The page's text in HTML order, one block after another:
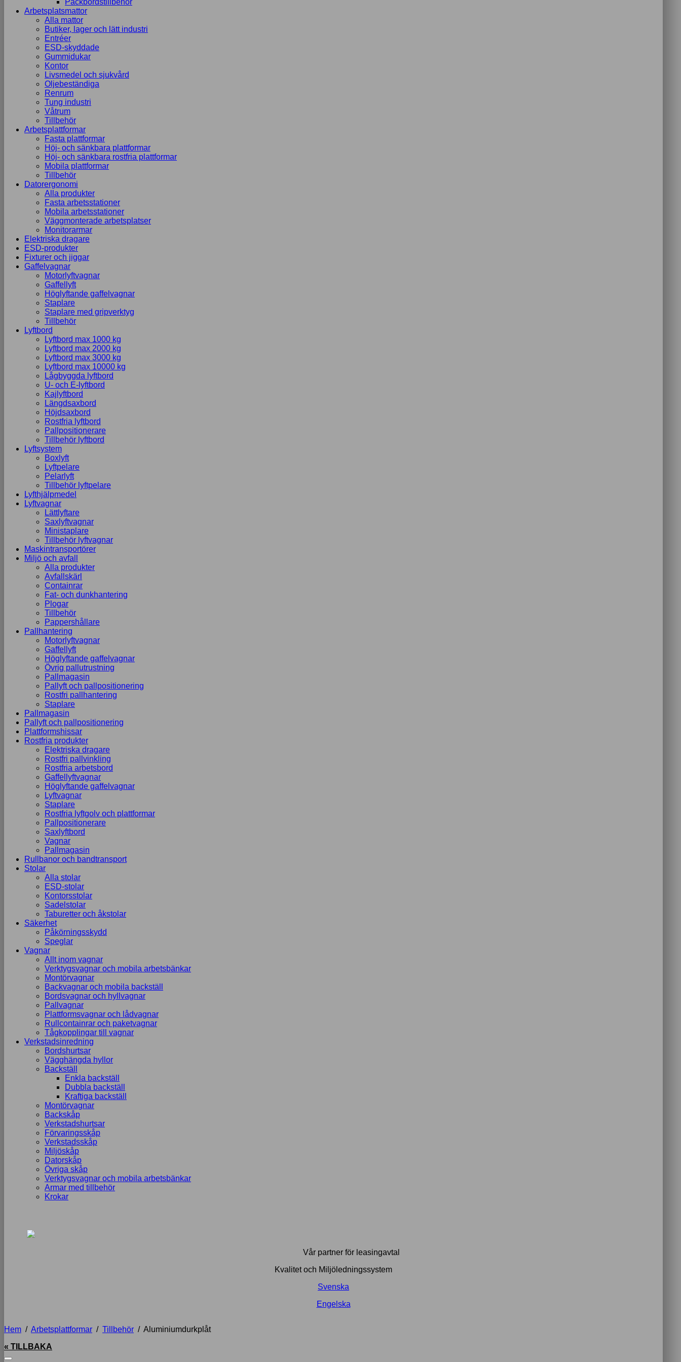
Packbordstillbehör
Arbetsplatsmattor
Alla mattor
Butiker, lager och lätt industri
Entréer
ESD-skyddade
Gummidukar
Kontor
Livsmedel och sjukvård
Oljebeständiga
Renrum
Tung industri
Våtrum
Tillbehör
Arbetsplattformar
Fasta plattformar
Höj- och sänkbara plattformar
Höj- och sänkbara rostfria plattformar
Mobila plattformar
Tillbehör
Datorergonomi
Alla produkter
Fasta arbetsstationer
Mobila arbetsstationer
Väggmonterade arbetsplatser
Monitorarmar
Elektriska dragare
ESD-produkter
Fixturer och jiggar
Gaffelvagnar
Motorlyftvagnar
Gaffellyft
Höglyftande gaffelvagnar
Staplare
Staplare med gripverktyg
Tillbehör
Lyftbord
Lyftbord max 1000 kg
Lyftbord max 2000 kg
Lyftbord max 3000 kg
Lyftbord max 10000 kg
Lågbyggda lyftbord
U- och E-lyftbord
Kajlyftbord
Längdsaxbord
Höjdsaxbord
Rostfria lyftbord
Pallpositionerare
Tillbehör lyftbord
Lyftsystem
Boxlyft
Lyftpelare
Pelarlyft
Tillbehör lyftpelare
Lyfthjälpmedel
Lyftvagnar
Lättlyftare
Saxlyftvagnar
Ministaplare
Tillbehör lyftvagnar
Maskintransportörer
Miljö och avfall
Alla produkter
Avfallskärl
Containrar
Fat- och dunkhantering
Plogar
Tillbehör
Pappershållare
Pallhantering
Motorlyftvagnar
Gaffellyft
Höglyftande gaffelvagnar
Övrig pallutrustning
Pallmagasin
Pallyft och pallpositionering
Rostfri pallhantering
Staplare
Pallmagasin
Pallyft och pallpositionering
Plattformshissar
Rostfria produkter
Elektriska dragare
Rostfri pallvinkling
Rostfria arbetsbord
Gaffellyftvagnar
Höglyftande gaffelvagnar
Lyftvagnar
Staplare
Rostfria lyftgolv och plattformar
Pallpositionerare
Saxlyftbord
Vagnar
Pallmagasin
Rullbanor och bandtransport
Stolar
Alla stolar
ESD-stolar
Kontorsstolar
Sadelstolar
Taburetter och åkstolar
Säkerhet
Påkörningsskydd
Speglar
Vagnar
Allt inom vagnar
Verktygsvagnar och mobila arbetsbänkar
Montörvagnar
Backvagnar och mobila backställ
Bordsvagnar och hyllvagnar
Pallvagnar
Plattformsvagnar och lådvagnar
Rullcontainrar och paketvagnar
Tågkopplingar till vagnar
Verkstadsinredning
Bordshurtsar
Vägghängda hyllor
Backställ
Enkla backställ
Dubbla backställ
Kraftiga backställ
Montörvagnar
Backskåp
Verkstadshurtsar
Förvaringsskåp
Verkstadsskåp
Miljöskåp
Datorskåp
Övriga skåp
Verktygsvagnar och mobila arbetsbänkar
Armar med tillbehör
Krokar
Vår partner för leasingavtal
Kvalitet och Miljöledningssystem
Svenska
Engelska
Hem / Arbetsplattformar / Tillbehör / Aluminiumdurkplåt
« TILLBAKA